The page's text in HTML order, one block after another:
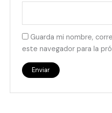
Guarda mi nombre,
este navegador para la